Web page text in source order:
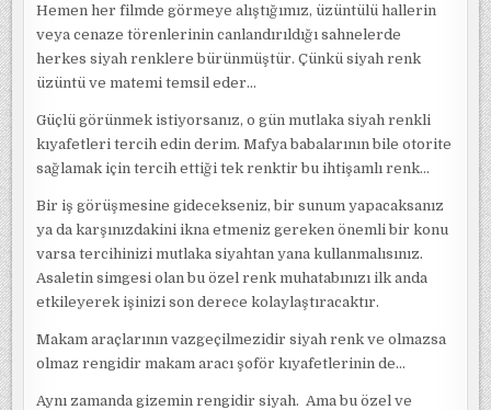
Hemen her filmde görmeye alıştığımız, üzüntülü hallerin
veya cenaze törenlerinin canlandırıldığı sahnelerde
herkes siyah renklere bürünmüştür. Çünkü siyah renk
üzüntü ve matemi temsil eder…
Güçlü görünmek istiyorsanız, o gün mutlaka siyah renkli
kıyafetleri tercih edin derim. Mafya babalarının bile otorite
sağlamak için tercih ettiği tek renktir bu ihtişamlı renk…
Bir iş görüşmesine gidecekseniz, bir sunum yapacaksanız
ya da karşınızdakini ikna etmeniz gereken önemli bir konu
varsa tercihinizi mutlaka siyahtan yana kullanmalısınız.
Asaletin simgesi olan bu özel renk muhatabınızı ilk anda
etkileyerek işinizi son derece kolaylaştıracaktır.
Makam araçlarının vazgeçilmezidir siyah renk ve olmazsa
olmaz rengidir makam aracı şoför kıyafetlerinin de…
Aynı zamanda gizemin rengidir siyah. Ama bu özel ve